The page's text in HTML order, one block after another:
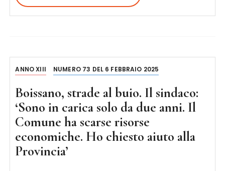
ANNO XIII NUMERO 73 DEL 6 FEBBRAIO 2025
Boissano, strade al buio. Il sindaco:
‘Sono in carica solo da due anni. Il
Comune ha scarse risorse
economiche. Ho chiesto aiuto alla
Provincia’